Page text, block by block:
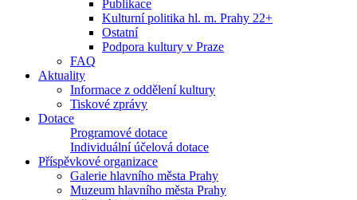
Publikace
Kulturní politika hl. m. Prahy 22+
Ostatní
Podpora kultury v Praze
FAQ
Aktuality
Informace z oddělení kultury
Tiskové zprávy
Dotace
Programové dotace
Individuální účelová dotace
Příspěvkové organizace
Galerie hlavního města Prahy
Muzeum hlavního města Prahy